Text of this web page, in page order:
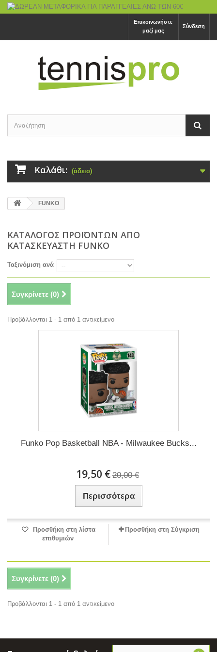
Σύνδεση
Επικοινωνήστε
μαζί μας
Καλάθι: (άδειο)
FUNKO
ΚΑΤΑΛΟΓΟΣ ΠΡΟΪΟΝΤΩΝ ΑΠΟ
ΚΑΤΑΣΚΕΥΑΣΤΗ FUNKO
Ταξινόμιση ανά
Συγκρίνετε (0)
Προβάλλονται 1 - 1 από 1 αντικείμενο
Funko Pop Basketball NBA - Milwaukee Bucks...
19,50 € 20,00 €
Περισσότερα
Προσθήκη στη λίστα
επιθυμιών
Προσθήκη στη Σύγκριση
Συγκρίνετε (0)
Προβάλλονται 1 - 1 από 1 αντικείμενο